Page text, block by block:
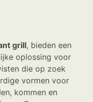
grill, bieden een
oplossing voor
die op zoek
vormen voor
kommen en